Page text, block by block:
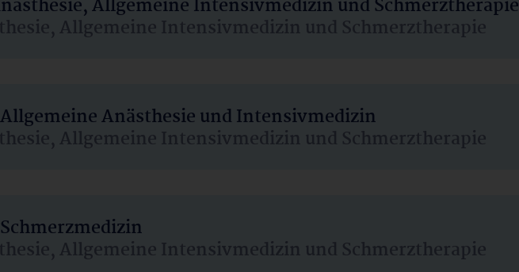
Allgemeine Intensivmedizin und Schmerztherapie
Allgemeine Intensivmedizin und Schmerztherapie
Anästhesie und Intensivmedizin
Allgemeine Intensivmedizin und Schmerztherapie
Allgemeine Intensivmedizin und Schmerztherapie